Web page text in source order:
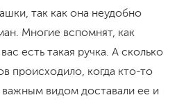
так как она неудобно
Многие вспомнят, как
есть такая ручка. А сколько
происходило, когда кто-то
видом доставали ее и